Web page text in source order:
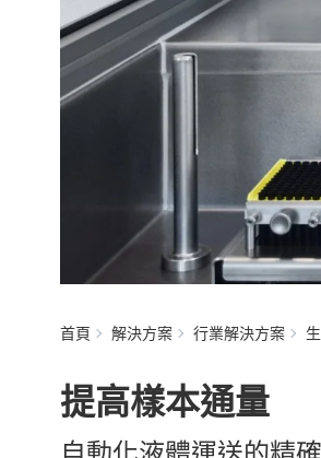
首頁 解決方案 行業解決方案
提高樣本通量